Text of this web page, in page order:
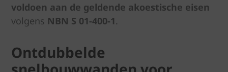
voldoen aan de geldende akoestische eisen
volgens NBN S 01-400-1 .
Ontdubbelde